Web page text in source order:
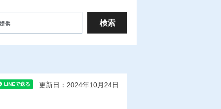
更新日：2024年10月24日